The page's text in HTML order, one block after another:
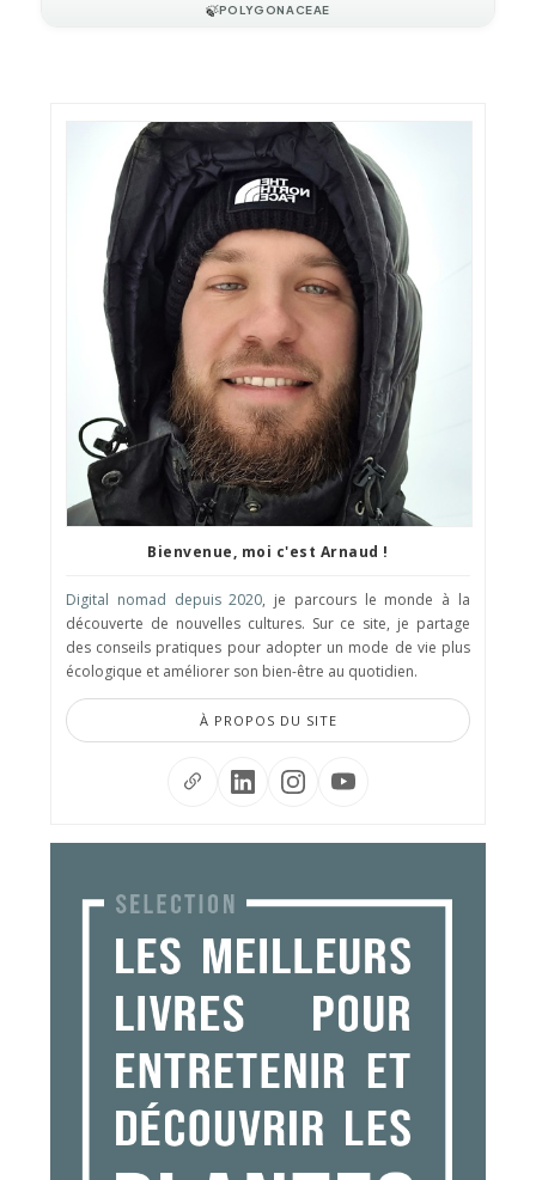
🍃POLYGONACEAE
Bienvenue, moi c'est Arnaud !
Digital nomad depuis 2020, je parcours le monde à la
découverte de nouvelles cultures. Sur ce site, je partage
des conseils pratiques pour adopter un mode de vie plus
écologique et améliorer son bien-être au quotidien.
À PROPOS DU SITE